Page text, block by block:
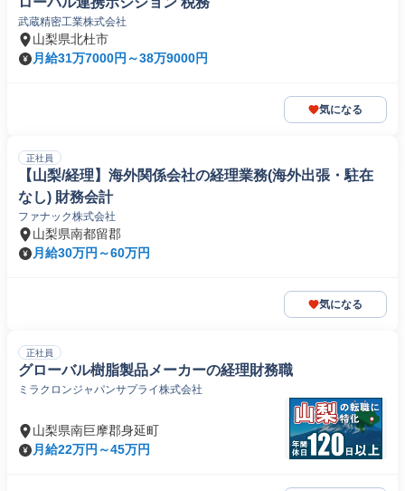
武蔵精密工業株式会社
山梨県北杜市
月給31万7000円～38万9000円
気になる
正社員
【山梨/経理】海外関係会社の経理業務(海外出張・駐在
なし) 財務会計
ファナック株式会社
山梨県南都留郡
月給30万円～60万円
気になる
正社員
グローバル樹脂製品メーカーの経理財務職
ミラクロンジャパンサプライ株式会社
山梨県南巨摩郡身延町
月給22万円～45万円